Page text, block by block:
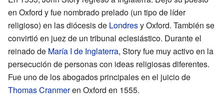
en Oxford y fue nombrado prelado (un tipo de líder
religioso) en las diócesis de Londresy Oxford. También se
convirtió en juez de un tribunal eclesiástico. Durante el
reinado de María I de Inglaterra, Story fue muy activo en la
persecución de personas con ideas religiosas diferentes.
Fue uno de los abogados principales en el juicio de
Thomas Cranmeren Oxford en 1555.